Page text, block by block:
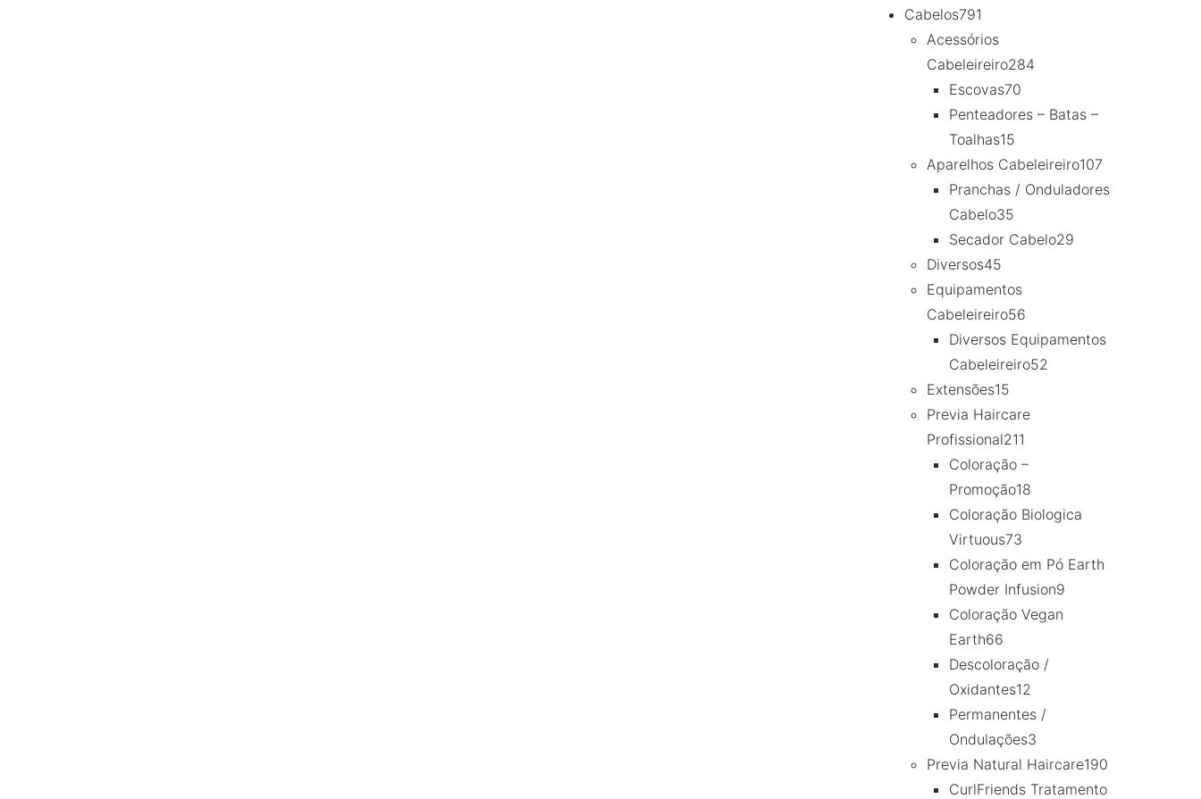
Cabelos791
Acessórios
Cabeleireiro284
Escovas70
Penteadores – Batas –
Toalhas15
Aparelhos Cabeleireiro107
Pranchas / Onduladores
Cabelo35
Secador Cabelo29
Diversos45
Equipamentos
Cabeleireiro56
Diversos Equipamentos
Cabeleireiro52
Extensões15
Previa Haircare
Profissional211
Coloração –
Promoção18
Coloração Biologica
Virtuous73
Coloração em Pó Earth
Powder Infusion9
Coloração Vegan
Earth66
Descoloração /
Oxidantes12
Permanentes /
Ondulações3
Previa Natural Haircare190
CurlFriends Tratamento